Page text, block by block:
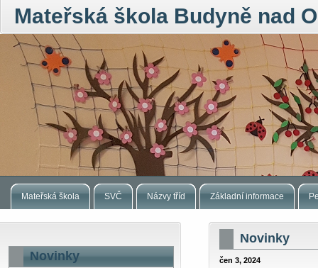
Mateřská škola Budyně nad
Mateřská škola SVČ Názvy tříd Základní informace
Novinky
Novinky
čen 3, 2024